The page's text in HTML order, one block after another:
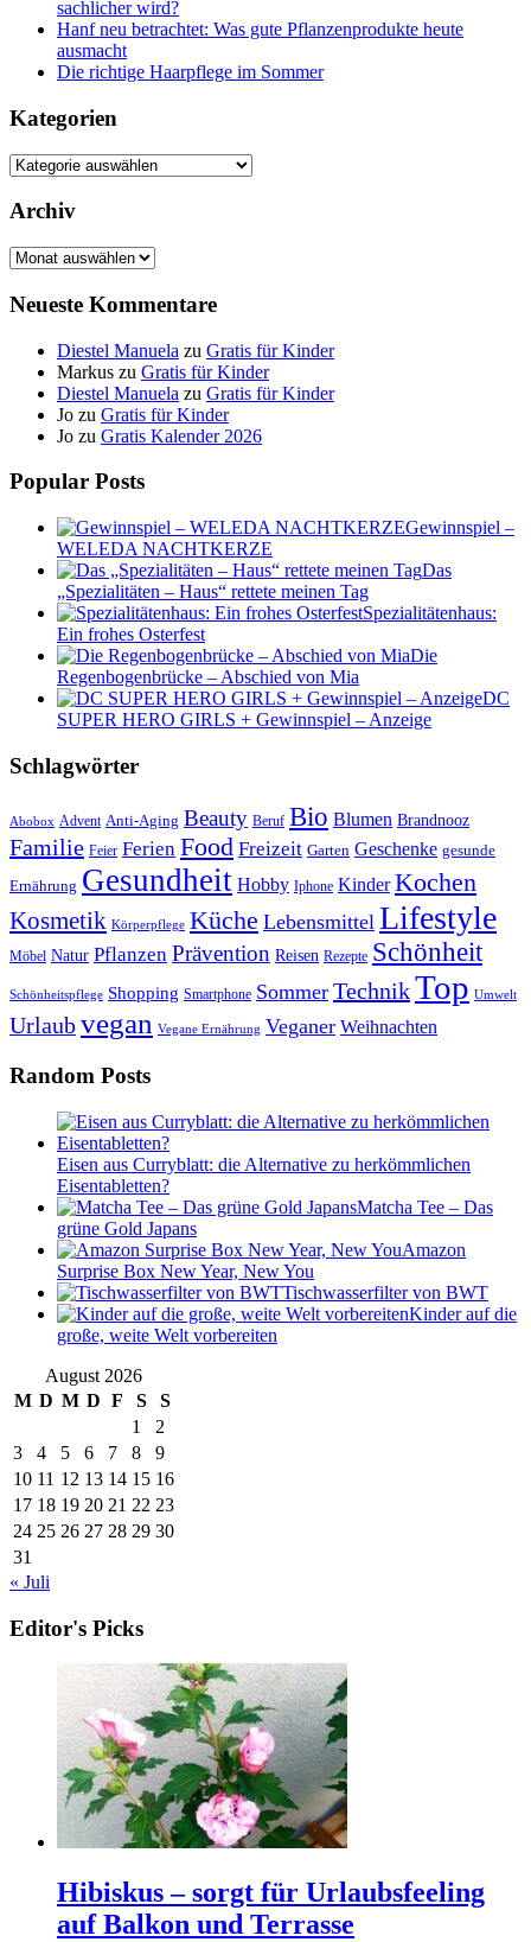
sachlicher wird?
Hanf neu betrachtet: Was gute Pflanzenprodukte heute
ausmacht
Die richtige Haarpflege im Sommer
Kategorien
Kategorien
Archiv
Archiv
Neueste Kommentare
Diestel Manuela zu Gratis für Kinder
Markus zu Gratis für Kinder
Diestel Manuela zu Gratis für Kinder
Jo zu Gratis für Kinder
Jo zu Gratis Kalender 2026
Popular Posts
Gewinnspiel –
WELEDA NACHTKERZE
Das
„Spezialitäten – Haus“ rettete meinen Tag
Spezialitätenhaus:
Ein frohes Osterfest
Die
Regenbogenbrücke – Abschied von Mia
DC
SUPER HERO GIRLS + Gewinnspiel – Anzeige
Schlagwörter
Abobox Advent Anti-Aging Beauty Beruf Bio Blumen Brandnooz
Familie Feier Ferien Food Freizeit Garten Geschenke gesunde
Ernährung Gesundheit Hobby Iphone Kinder Kochen
Kosmetik Körperpflege Küche Lebensmittel Lifestyle
Möbel Natur Pflanzen Prävention Reisen Rezepte Schönheit
Schönheitspflege Shopping Smartphone Sommer TechnikTop Umwelt
Urlaubvegan Vegane Ernährung Veganer Weihnachten
Random Posts
Eisen aus Curryblatt: die Alternative zu herkömmlichen
Eisentabletten?
Matcha Tee – Das
grüne Gold Japans
Amazon
Surprise Box New Year, New You
Tischwasserfilter von BWT
Kinder auf die
große, weite Welt vorbereiten
August 2026
M D M D F S
S
1
2
3
4 5 6 7 8
9
10 11 12 13 14 15 16
17 18 19 20 21 22 23
24 25 26 27 28 29 30
31
« Juli
Editor's Picks
Hibiskus – sorgt für Urlaubsfeeling
auf Balkon und Terrasse